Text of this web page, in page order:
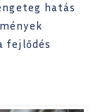
hatás
fejlődés